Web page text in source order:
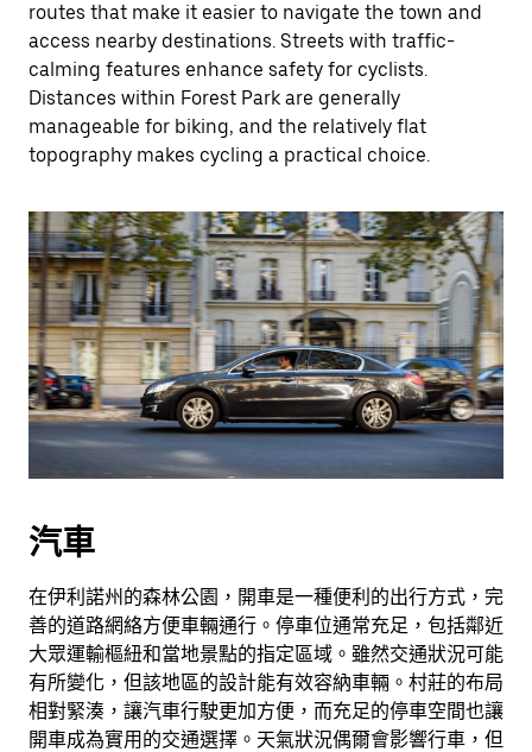
routes that make it easier to navigate the town and
access nearby destinations. Streets with traffic-
calming features enhance safety for cyclists.
Distances within Forest Park are generally
manageable for biking, and the relatively flat
topography makes cycling a practical choice.
汽車
在伊利諾州的森林公園，開車是一種便利的出行方式，完
善的道路網絡方便車輛通行。停車位通常充足，包括鄰近
大眾運輸樞紐和當地景點的指定區域。雖然交通狀況可能
有所變化，但該地區的設計能有效容納車輛。村莊的布局
相對緊湊，讓汽車行駛更加方便，而充足的停車空間也讓
開車成為實用的交通選擇。天氣狀況偶爾會影響行車，但